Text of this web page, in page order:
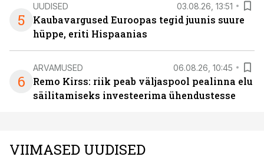
5
UUDISED 03.08.26, 13:51
Kaubavargused Euroopas tegid juunis suure
hüppe, eriti Hispaanias
6
ARVAMUSED 06.08.26, 10:45
Remo Kirss: riik peab väljaspool pealinna elu
säilitamiseks investeerima ühendustesse
VIIMASED UUDISED